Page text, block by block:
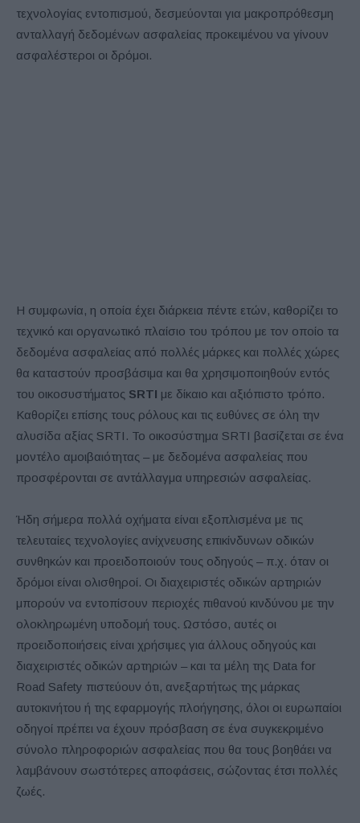
τεχνολογίας εντοπισμού, δεσμεύονται για μακροπρόθεσμη
ανταλλαγή δεδομένων ασφαλείας προκειμένου να γίνουν
ασφαλέστεροι οι δρόμοι.
Η συμφωνία, η οποία έχει διάρκεια πέντε ετών, καθορίζει το
τεχνικό και οργανωτικό πλαίσιο του τρόπου με τον οποίο τα
δεδομένα ασφαλείας από πολλές μάρκες και πολλές χώρες
θα καταστούν προσβάσιμα και θα χρησιμοποιηθούν εντός
του οικοσυστήματος SRTI με δίκαιο και αξιόπιστο τρόπο.
Καθορίζει επίσης τους ρόλους και τις ευθύνες σε όλη την
αλυσίδα αξίας SRTI. Το οικοσύστημα SRTI βασίζεται σε ένα
μοντέλο αμοιβαιότητας – με δεδομένα ασφαλείας που
προσφέρονται σε αντάλλαγμα υπηρεσιών ασφαλείας.
Ήδη σήμερα πολλά οχήματα είναι εξοπλισμένα με τις
τελευταίες τεχνολογίες ανίχνευσης επικίνδυνων οδικών
συνθηκών και προειδοποιούν τους οδηγούς – π.χ. όταν οι
δρόμοι είναι ολισθηροί. Οι διαχειριστές οδικών αρτηριών
μπορούν να εντοπίσουν περιοχές πιθανού κινδύνου με την
ολοκληρωμένη υποδομή τους. Ωστόσο, αυτές οι
προειδοποιήσεις είναι χρήσιμες για άλλους οδηγούς και
διαχειριστές οδικών αρτηριών – και τα μέλη της Data for
Road Safety πιστεύουν ότι, ανεξαρτήτως της μάρκας
αυτοκινήτου ή της εφαρμογής πλοήγησης, όλοι οι ευρωπαίοι
οδηγοί πρέπει να έχουν πρόσβαση σε ένα συγκεκριμένο
σύνολο πληροφοριών ασφαλείας που θα τους βοηθάει να
λαμβάνουν σωστότερες αποφάσεις, σώζοντας έτσι πολλές
ζωές.